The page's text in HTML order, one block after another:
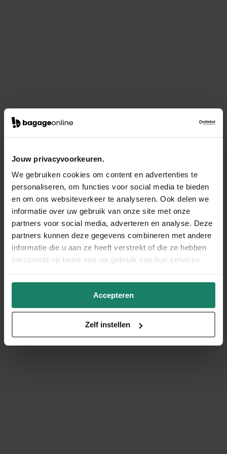
Jouw privacyvoorkeuren.
We gebruiken cookies om content en advertenties te
personaliseren, om functies voor social media te bieden
en om ons websiteverkeer te analyseren. Ook delen we
informatie over uw gebruik van onze site met onze
partners voor social media, adverteren en analyse. Deze
partners kunnen deze gegevens combineren met andere
informatie die u aan ze heeft verstrekt of die ze hebben
verzameld op basis van uw gebruik van hun services.
Accepteren
Zelf instellen